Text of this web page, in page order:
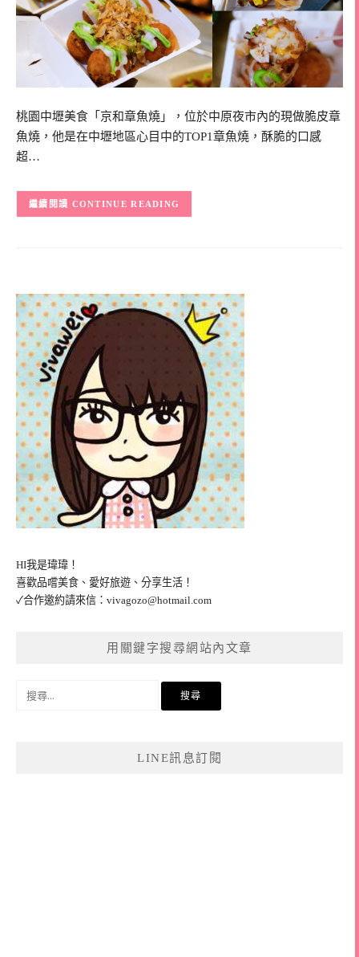
桃園中壢美食「京和章魚燒」，位於中原夜市內的現做脆皮章
魚燒，他是在中壢地區心目中的TOP1章魚燒，酥脆的口感
超…
CONTINUE READING
HI我是瑋瑋！
喜歡品嚐美食、愛好旅遊、分享生活！
✓合作邀約請來信： vivagozo@hotmail.com
用關鍵字搜尋網站內文章
LINE訊息訂閱